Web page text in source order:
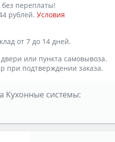
переплаты!
рублей. Условия
от 7 до 14 дней.
или пункта самовывоза.
при подтверждении заказа.
Кухонные системы: